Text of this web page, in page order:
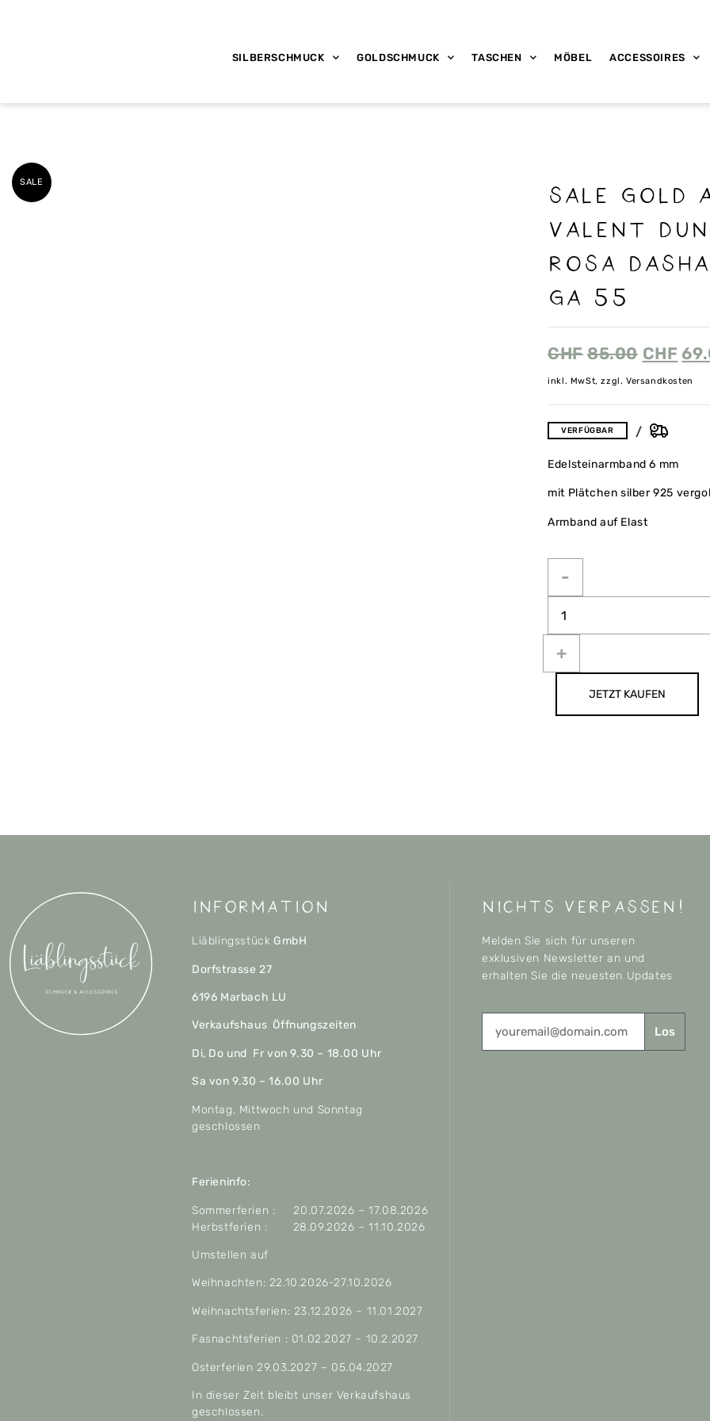
SILBERSCHMUCK GOLDSCHMUCK TASCHEN MÖBEL ACCESSOIRES
SALE SALE GOLD
VALENT
rosa
GA 55
CHF 85.00 CHF
inkl. MwSt, zzgl. Versandkosten
VERFÜGBAR
Edelsteinarmband 6 mm
mit Plätchen silber 925
Armband auf Elast
JETZT KAUFEN
Information
Liäblingsstück GmbH
Dorfstrasse 27
6196 Marbach LU
Verkaufshaus Öffnungszeiten
Di, Do und Fr von 9.30 – 18.00 Uhr
Sa von 9.30 – 16.00 Uhr
Montag, Mittwoch und Sonntag
geschlossen
Ferieninfo:
Sommerferien : 20.07.2026 – 17.08.2026
Herbstferien : 28.09.2026 – 11.10.2026
Umstellen auf
Weihnachten: 22.10.2026-27.10.2026
Weihnachtsferien: 23.12.2026 – 11.01.2027
Fasnachtsferien : 01.02.2027 – 10.2.2027
Osterferien 29.03.2027 – 05.04.2027
In dieser Zeit bleibt unser Verkaufshaus
geschlossen.
nichts verpassen!
Melden Sie sich für unseren
exklusiven Newsletter an und
erhalten Sie die neuesten Updates
Los